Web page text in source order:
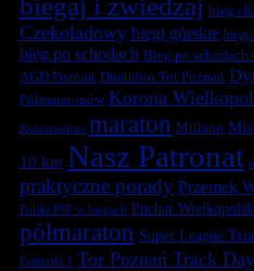
biegaj i zwiedzaj bieg
Czekoladowy biegi górskie biegi
bieg po schodach Bieg po
AGD Poznań Duathlon Tor Poznań
Półmaratonów Korona
Koronawirus maraton Millano
10 km Nasz Patronat
praktyczne porady Przemek
Polski PSP w biegach Puchar
półmaraton Super League
Formuła 1 Tor Poznań Track Day